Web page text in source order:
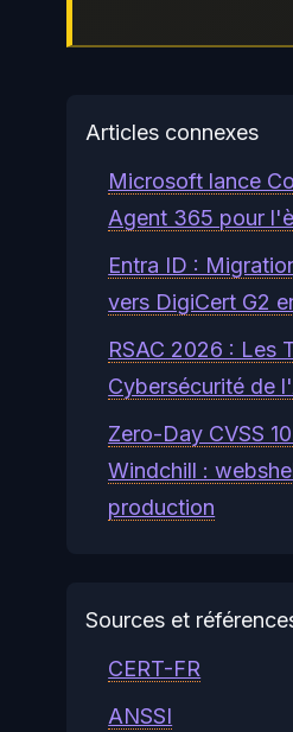
Articles connexes
Microsoft lance
Agent 365 pour
Entra ID :
vers DigiCert G2
RSAC 2026 : Les
Cybersécurité de
Zero-Day CVSS
Windchill :
production
Sources et
CERT-FR
ANSSI